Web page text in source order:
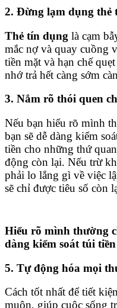
2. Đừng lạm dụng thẻ
Thẻ tín dụng là cạm
mắc nợ và quay cuồng
tiền mặt và hạn chế
nhớ trả hết càng sớm
3. Nắm rõ thói quen
Nếu bạn hiểu rõ mình
bạn sẽ dễ dàng kiểm
tiền cho những thứ
động còn lại. Nếu trừ
phải lo lắng gì về việc
sẽ chỉ được tiêu số còn
Hiểu rõ mình thường
dàng kiểm soát túi
5. Tự động hóa mọi
Cách tốt nhất để tiết
muộn, giúp cuộc sống